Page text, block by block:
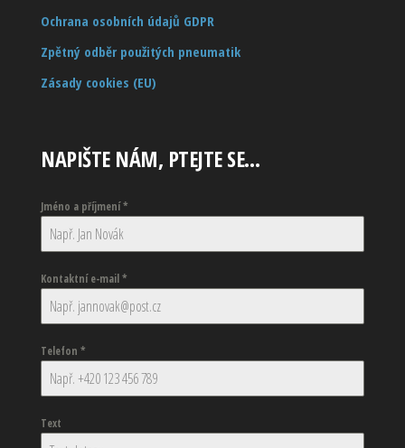
Ochrana osobních údajů GDPR
Zpětný odběr použitých pneumatik
Zásady cookies (EU)
NAPIŠTE NÁM, PTEJTE SE…
Jméno a příjmení*
Kontaktní e-mail*
Telefon *
Text